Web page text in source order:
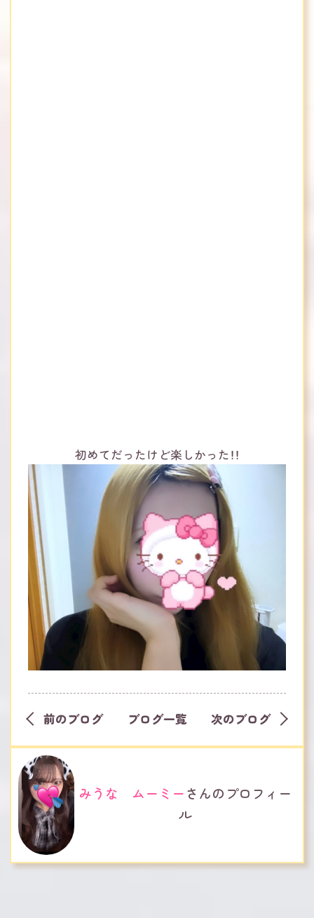
みうな ムーミーさんのプロフィー
ル
初めてだったけど楽しかった！！
前のブログ ブログ一覧 次のブログ